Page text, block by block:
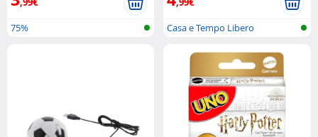
75%
Casa e Tempo Libero